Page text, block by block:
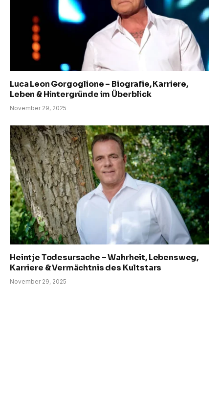
Luca Leon Gorgoglione – Biografie, Karriere,
Leben & Hintergründe im Überblick
November 29, 2025
Heintje Todesursache – Wahrheit, Lebensweg,
Karriere & Vermächtnis des Kultstars
November 29, 2025